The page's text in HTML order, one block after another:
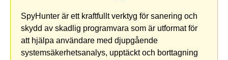
SpyHunter är ett kraftfullt verktyg för sanering och
skydd av skadlig programvara som är utformat för
att hjälpa användare med djupgående
systemsäkerhetsanalys, upptäckt och borttagning